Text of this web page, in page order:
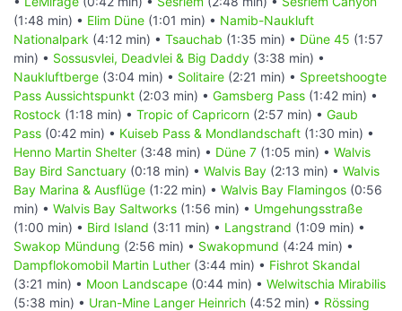
(1:48 min) • Elim Düne (1:01 min) • Namib-Naukluft
Nationalpark (4:12 min) • Tsauchab (1:35 min) • Düne 45 (1:57
min) • Sossusvlei, Deadvlei & Big Daddy (3:38 min) •
Naukluftberge (3:04 min) • Solitaire (2:21 min) • Spreetshoogte
Pass Aussichtspunkt (2:03 min) • Gamsberg Pass (1:42 min) •
Rostock (1:18 min) • Tropic of Capricorn (2:57 min) • Gaub
Pass (0:42 min) • Kuiseb Pass & Mondlandschaft (1:30 min) •
Henno Martin Shelter (3:48 min) • Düne 7 (1:05 min) • Walvis
Bay Bird Sanctuary (0:18 min) • Walvis Bay (2:13 min) • Walvis
Bay Marina & Ausflüge (1:22 min) • Walvis Bay Flamingos (0:56
min) • Walvis Bay Saltworks (1:56 min) • Umgehungsstraße
(1:00 min) • Bird Island (3:11 min) • Langstrand (1:09 min) •
Swakop Mündung (2:56 min) • Swakopmund (4:24 min) •
Dampflokomobil Martin Luther (3:44 min) • Fishrot Skandal
(3:21 min) • Moon Landscape (0:44 min) • Welwitschia Mirabilis
(5:38 min) • Uran-Mine Langer Heinrich (4:52 min) • Rössing